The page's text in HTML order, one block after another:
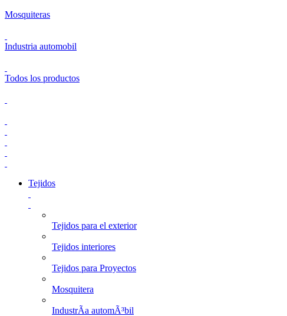
Mosquiteras
Industria automobil
Todos los productos
Tejidos
Tejidos para el exterior
Tejidos interiores
Tejidos para Proyectos
Mosquitera
IndustrÃ­a automÃ³bil